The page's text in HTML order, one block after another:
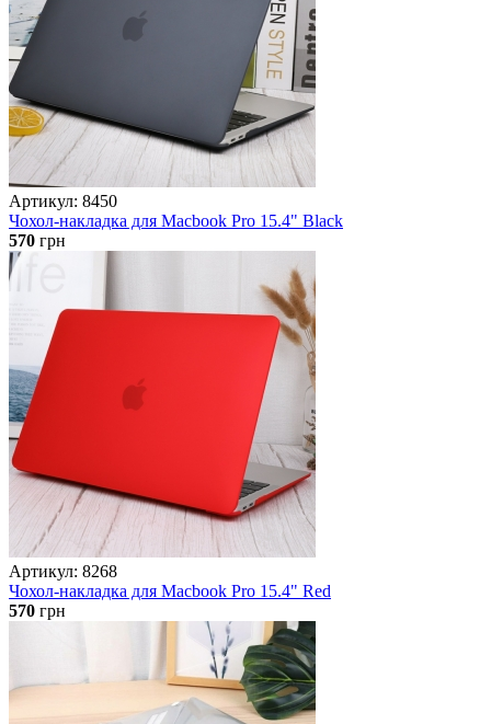
Артикул: 8450
Чохол-накладка для Macbook Pro 15.4" Black
570 грн
Артикул: 8268
Чохол-накладка для Macbook Pro 15.4" Red
570 грн